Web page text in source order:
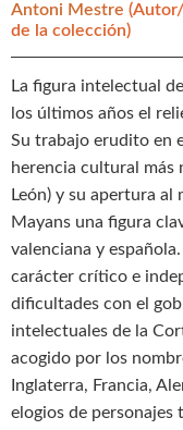
Antoni Mestre
de la colección)
La figura intelectual
los últimos años el
Su trabajo erudito en
herencia cultural más
León) y su apertura
Mayans una figura
valenciana y
carácter crítico e
dificultades con el
intelectuales de la
acogido por los
Inglaterra, Francia,
elogios de